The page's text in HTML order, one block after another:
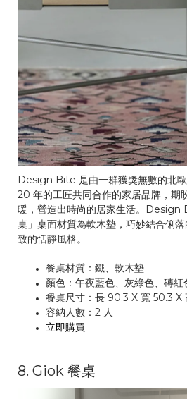
Design Bite 是由一群獲獎無數的北
20 年的工匠共同合作的家居品牌，期
暖，營造出時尚的居家生活。Design
桌」桌面材質為軟木墊，巧妙結合俐
致的恬靜風格。
餐桌材質：鐵、軟木墊
顏色：午夜藍色、灰綠色、磚紅
餐桌尺寸：長 90.3 X 寬 50.3 X
容納人數：2 人
立即購買
8. Giok 餐桌